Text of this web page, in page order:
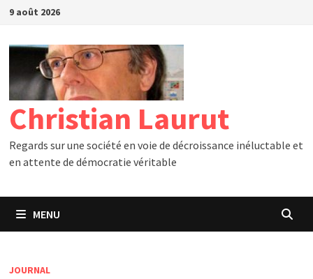
Passer
contenu
9 août 2026
Christian Laurut
Regards sur une société en voie de décroissance inéluctable et
en attente de démocratie véritable
MENU
JOURNAL